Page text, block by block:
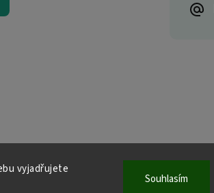
vyjadřujete
Souhlasím